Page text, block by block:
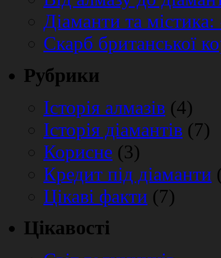
Діаманти та
Скарб британської
Рубрики
Історія алмазів (4)
Історія діамантів (7)
Корисне (3)
Кредит під діаманти
Цікаві факти (7)
Цікавості